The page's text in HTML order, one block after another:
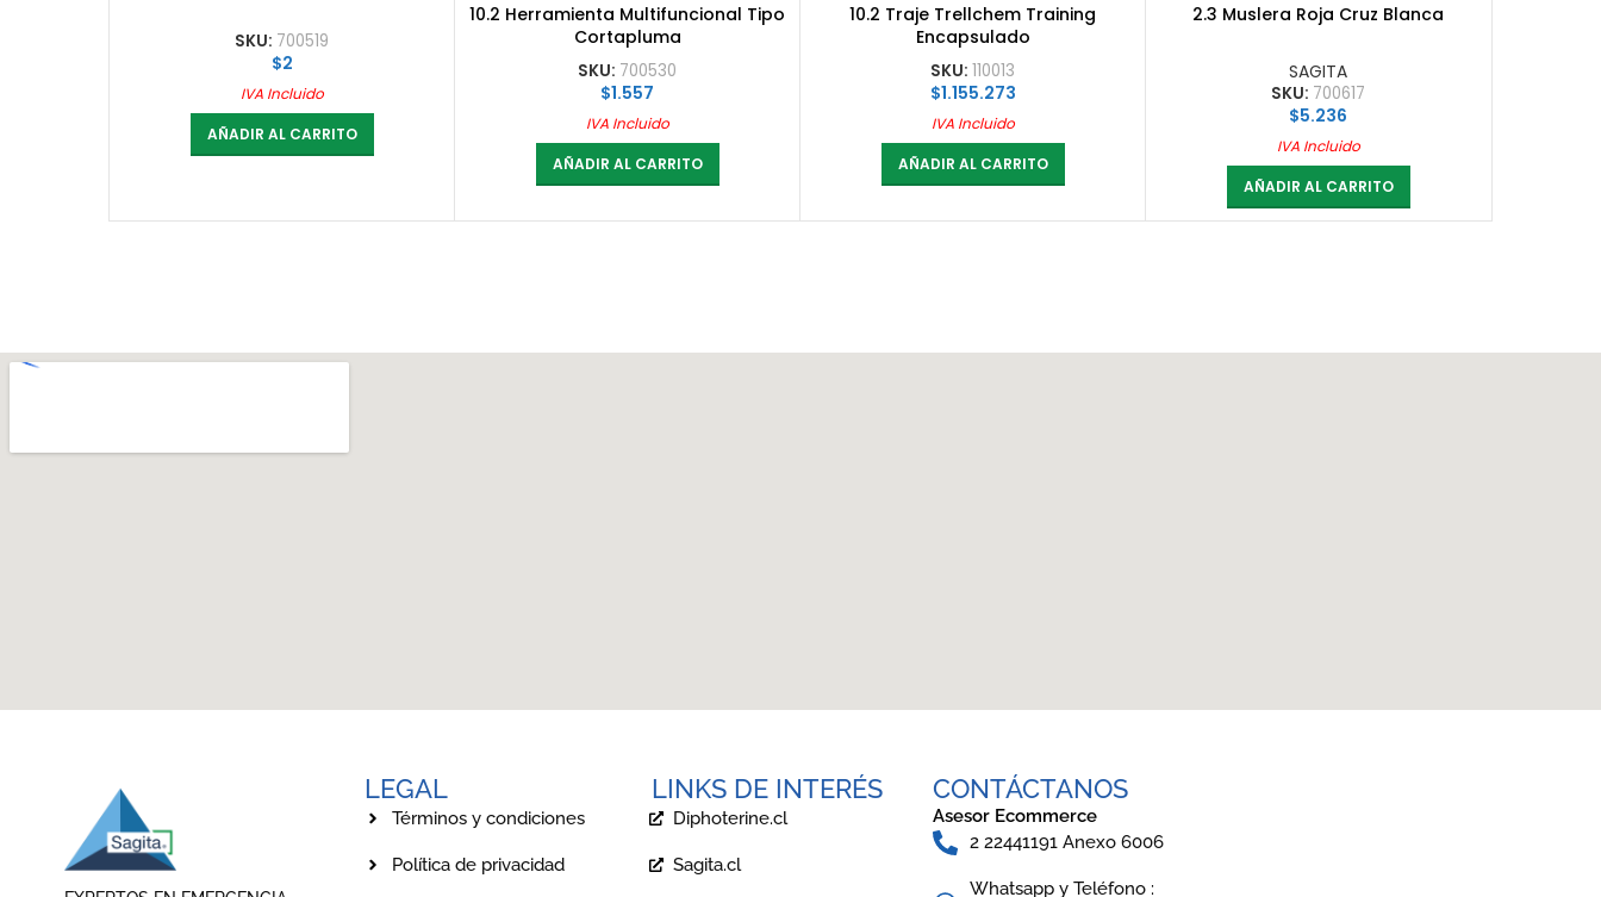
SKU: 700519
$2
IVA Incluido
AÑADIR AL CARRITO
10.2 Herramienta Multifuncional Tipo
Cortapluma
SKU: 700530
$1.557
IVA Incluido
AÑADIR AL CARRITO
10.2 Traje Trellchem Training
Encapsulado
SKU: 110013
$1.155.273
IVA Incluido
AÑADIR AL CARRITO
2.3 Muslera Roja Cruz Blanca
SAGITA
SKU: 700617
$5.236
IVA Incluido
AÑADIR AL CARRITO
LEGAL
Términos y condiciones
Política de privacidad
LINKS DE INTERÉS
Diphoterine.cl
Sagita.cl
CONTÁCTANOS
Asesor Ecommerce
2 22441191 Anexo 6006
Whatsapp y Teléfono :